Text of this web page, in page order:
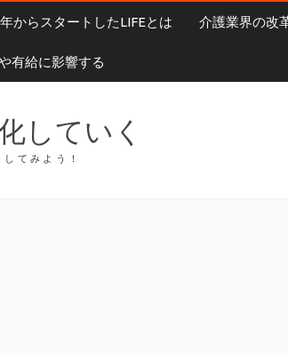
からスタートしたLIFEとは 介護業界の改
有給に影響する
していく
てみよう！